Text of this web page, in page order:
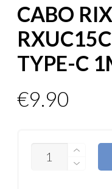
CABO
TYPE-C
€9.90
QUANTIDADE